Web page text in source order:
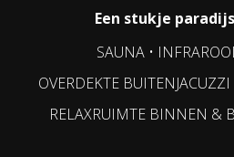
Een stukje
SAUNA •
OVERDEKTE
RELAXRUIMTE BINNEN &